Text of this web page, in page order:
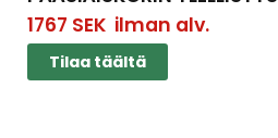
1767 SEKilman alv.
Tilaa täältä